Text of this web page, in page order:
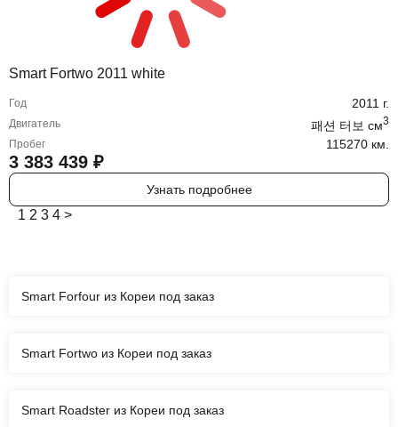
Smart Fortwo 2011 white
Год 2011 г.
Двигатель 패션 터보 cм3
Пробег 115270 км.
3 383 439 ₽
Узнать подробнее
1 2 3 4 >
Smart Forfour из Кореи под заказ
Smart Fortwo из Кореи под заказ
Smart Roadster из Кореи под заказ